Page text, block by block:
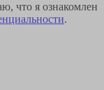
что я ознакомлен
.